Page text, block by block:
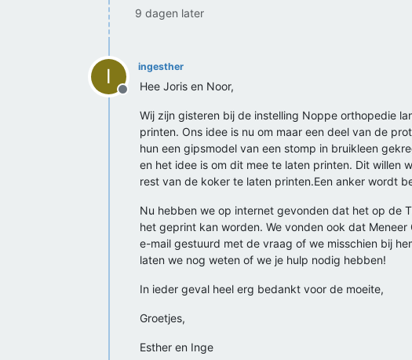
9 dagen later
I
Offline
ingesther
Hee Joris en Noor,
Wij zijn gisteren bij de instelling Noppe orthopedie
printen. Ons idee is nu om maar een deel van de
hun een gipsmodel van een stomp in bruikleen
en het idee is om dit mee te laten printen. Dit willen
rest van de koker te laten printen.Een anker wordt
Nu hebben we op internet gevonden dat het op de
het geprint kan worden. We vonden ook dat
e-mail gestuurd met de vraag of we misschien bij
laten we nog weten of we je hulp nodig hebben!
In ieder geval heel erg bedankt voor de moeite,
Groetjes,
Esther en Inge